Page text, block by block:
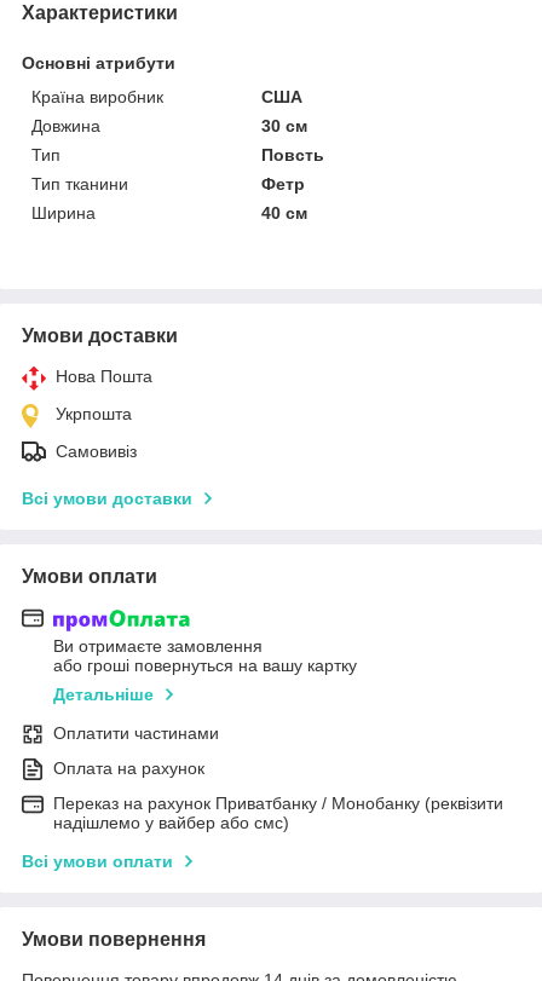
Характеристики
Основні атрибути
Країна виробник
США
Довжина
30 см
Тип
Повсть
Тип тканини
Фетр
Ширина
40 см
Умови доставки
Нова Пошта
Укрпошта
Самовивіз
Всі умови доставки
Умови оплати
Ви отримаєте замовлення
або гроші повернуться на вашу картку
Детальніше
Оплатити частинами
Оплата на рахунок
Переказ на рахунок Приватбанку / Монобанку (реквізити
надішлемо у вайбер або смс)
Всі умови оплати
Умови повернення